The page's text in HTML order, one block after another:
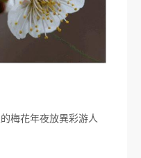
梅花年夜放異彩游人